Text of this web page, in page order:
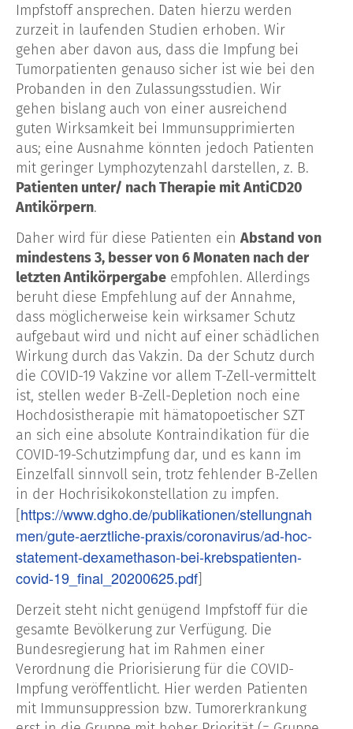
Impfstoff ansprechen. Daten hierzu werden
zurzeit in laufenden Studien erhoben. Wir
gehen aber davon aus, dass die Impfung bei
Tumorpatienten genauso sicher ist wie bei den
Probanden in den Zulassungsstudien. Wir
gehen bislang auch von einer ausreichend
guten Wirksamkeit bei Immunsupprimierten
aus; eine Ausnahme könnten jedoch Patienten
mit geringer Lymphozytenzahl darstellen, z. B.
Patienten unter/ nach Therapie mit AntiCD20
Antikörpern.
Daher wird für diese Patienten ein Abstand von
mindestens 3, besser von 6 Monaten nach der
letzten Antikörpergabe empfohlen. Allerdings
beruht diese Empfehlung auf der Annahme,
dass möglicherweise kein wirksamer Schutz
aufgebaut wird und nicht auf einer schädlichen
Wirkung durch das Vakzin. Da der Schutz durch
die COVID-19 Vakzine vor allem T-Zell-vermittelt
ist, stellen weder B-Zell-Depletion noch eine
Hochdosistherapie mit hämatopoetischer SZT
an sich eine absolute Kontraindikation für die
COVID-19-Schutzimpfung dar, und es kann im
Einzelfall sinnvoll sein, trotz fehlender B-Zellen
in der Hochrisikokonstellation zu impfen.
https://www.dgho.de/publikationen/stellungnah
men/gute-aerztliche-praxis/coronavirus/ad-hoc-
statement-dexamethason-bei-krebspatienten-
covid-19_final_20200625.pdf
Derzeit steht nicht genügend Impfstoff für die
gesamte Bevölkerung zur Verfügung. Die
Bundesregierung hat im Rahmen einer
Verordnung die Priorisierung für die COVID-
Impfung veröffentlicht. Hier werden Patienten
mit Immunsuppression bzw. Tumorerkrankung